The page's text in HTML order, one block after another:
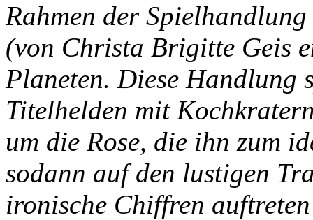
Rahmen der
(von Christa Brigitte Geis
Planeten. Diese Handlung
Titelhelden mit
um die Rose, die ihn zum
sodann auf den lustigen
ironische Chiffren